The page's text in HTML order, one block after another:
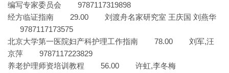
编写专家委员会 9787117319898
经方临证指南 29.00 刘渡舟名家研究室 王庆国 刘燕华
9787117173575
北京大学第一医院妇产科护理工作指南 78.00 刘军,汪
京萍 9787117223829
养老护理师资培训教程 56.00 许虹,李冬梅